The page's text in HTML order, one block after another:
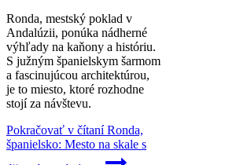
Ronda, mestský poklad v
Andalúzii, ponúka nádherné
výhľady na kaňony a históriu.
S južným španielskym šarmom
a fascinujúcou architektúrou,
je to miesto, ktoré rozhodne
stojí za návštevu.
Pokračovať v čítaníRonda,
španielsko: Mesto na skale s